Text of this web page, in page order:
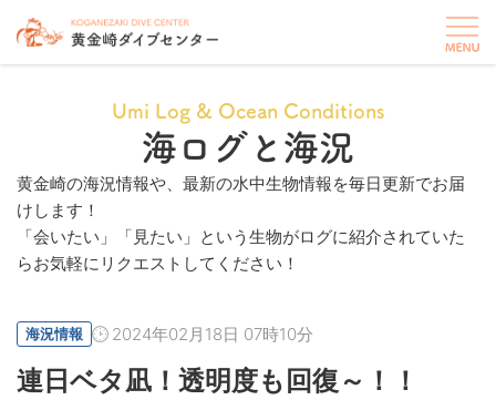
Umi Log & Ocean Conditions
海ログと海況
黄金崎の海況情報や、最新の水中生物情報を毎日更新でお届
けします！
「会いたい」「見たい」という生物がログに紹介されていた
らお気軽にリクエストしてください！
海況情報 2024年02月18日 07時10分
連日ベタ凪！透明度も回復～！！